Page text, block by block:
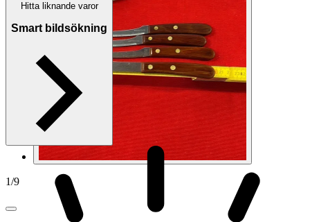
1/9
Hitta liknande varor
Smart bildsökning